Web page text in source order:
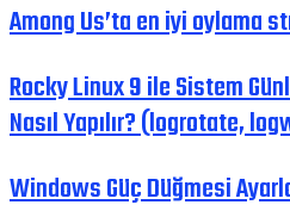
Among Us’ta en iyi oylama
Rocky Linux 9 ile Sistem
Nasıl Yapılır? (logrotate,
Windows Güç Düğmesi